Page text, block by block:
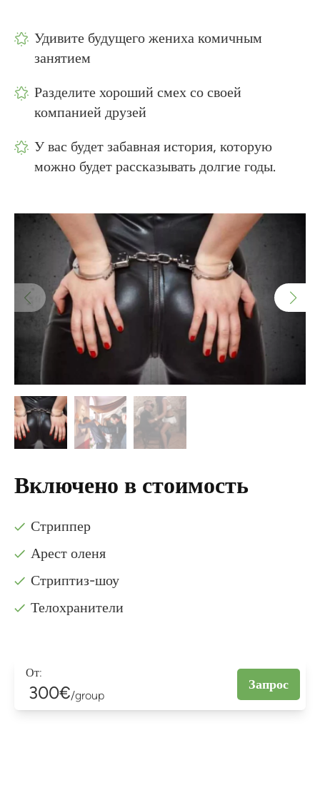
Удивите будущего жениха комичным
занятием
Разделите хороший смех со своей
компанией друзей
У вас будет забавная история, которую
можно будет рассказывать долгие годы.
Включено в стоимость
Стриппер
Арест оленя
Стриптиз-шоу
Телохранители
От:
300€/group
Запрос